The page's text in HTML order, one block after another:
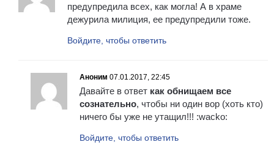
предупредила всех, как могла! А в храме
дежурила милиция, ее предупредили тоже.
Войдите, чтобы ответить
Аноним 07.01.2017, 22:45
Давайте в ответ как обнищаем все
сознательно, чтобы ни один вор (хоть кто)
ничего бы уже не утащил!!! :wacko:
Войдите, чтобы ответить